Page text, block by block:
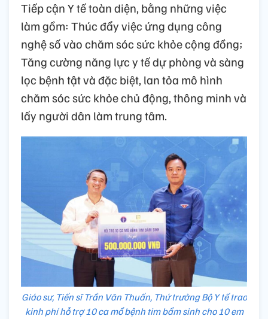
Tiếp cận Y tế toàn diện, bằng những việc
làm gồm: Thúc đẩy việc ứng dụng công
nghệ số vào chăm sóc sức khỏe cộng đồng;
Tăng cường năng lực y tế dự phòng và sàng
lọc bệnh tật và đặc biệt, lan tỏa mô hình
chăm sóc sức khỏe chủ động, thông minh và
lấy người dân làm trung tâm.
Giáo sư, Tiến sĩ Trần Văn Thuấn, Thứ trưởng Bộ Y tế trao
kinh phí hỗ trợ 10 ca mổ bệnh tim bẩm sinh cho 10 em